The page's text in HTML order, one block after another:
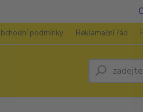
podmínky Reklamační řád